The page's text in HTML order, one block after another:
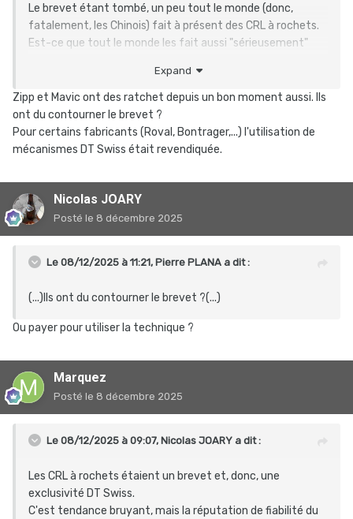
Le brevet étant tombé, un peu tout le monde (donc,
fatalement, les Chinois) fait à présent des CRL à rochets.
Est-ce que tout le monde les fait aussi "sérieusement"
Expand
Zipp et Mavic ont des ratchet depuis un bon moment aussi. Ils
ont du contourner le brevet ?
Pour certains fabricants (Roval, Bontrager,...) l'utilisation de
mécanismes DT Swiss était revendiquée.
Nicolas JOARY
Posté le 8 décembre 2025
Le 08/12/2025 à 11:21, Pierre PLANA a dit :
(...)Ils ont du contourner le brevet ?(...)
Ou payer pour utiliser la technique ?
Marquez
Posté le 8 décembre 2025
Le 08/12/2025 à 09:07, Nicolas JOARY a dit :
Les CRL à rochets étaient un brevet et, donc, une
exclusivité DT Swiss.
C'est tendance bruyant, mais la réputation de fiabilité du